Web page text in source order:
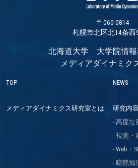
〒060-0814
札幌市北区北14条西
北海道大学 大学院情報
メディアダイナミク
TOP NEWS
メディアダイナミクス研究室とは
研究内
高度な
視覚・
Web・
暗黙知